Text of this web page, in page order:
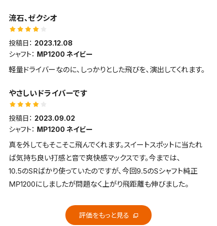
流石、ゼクシオ
投稿日： 2023.12.08
シャフト： MP1200 ネイビー
軽量ドライバーなのに、しっかりとした飛びを、演出してくれます。
やさしいドライバーです
投稿日： 2023.09.02
シャフト： MP1200 ネイビー
真を外してもそこそこ飛んでくれます。スイートスポットに当たれ
ば気持ち良い打感と音で爽快感マックスです。今までは、
10.5のSRばかり使っていたのですが、今回9.5のSシャフト純正
MP1200にしましたが問題なく上がり飛距離も伸びました。
評価をもっと見る